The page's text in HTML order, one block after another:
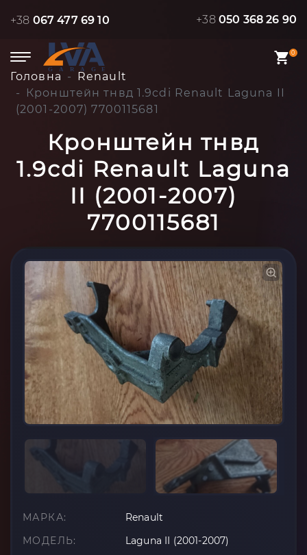
+38 067 477 69 10 +38 050 368 26 90
0
Головна
Renault
Кронштейн тнвд 1.9cdi Renault Laguna II
(2001-2007) 7700115681
Кронштейн тнвд
1.9cdi Renault Laguna
II (2001-2007)
7700115681
МАРКА:
Renault
МОДЕЛЬ:
Laguna II (2001-2007)